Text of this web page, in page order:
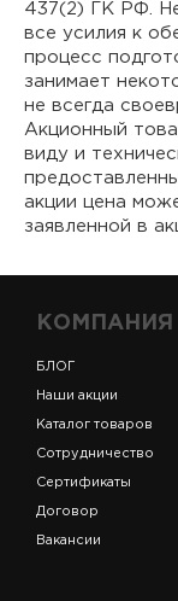
437(2) ГК РФ.
все усилия к
процесс
занимает
не всегда
Акционный
виду и
акции цена
заявленной в
КОМПАНИЯ
БЛОГ
Наши акции
Каталог товаров
Сотрудничество
Сертификаты
Договор
Вакансии